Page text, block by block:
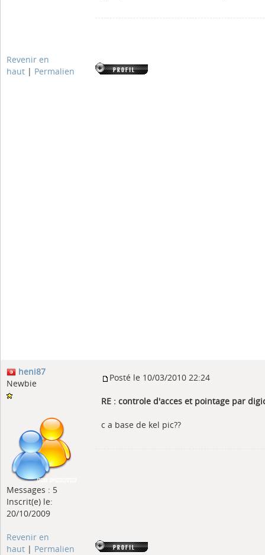
Revenir en
haut | Permalien
heni87
Newbie
Messages : 5
Inscrit(e) le:
20/10/2009
Posté le 10/03/2010 22:24
RE : controle d'acces et pointage par
c a base de kel pic??
Revenir en
haut | Permalien